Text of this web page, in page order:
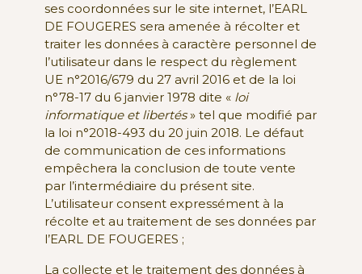
ses coordonnées sur le site internet, l’EARL
DE FOUGERES sera amenée à récolter et
traiter les données à caractère personnel de
l’utilisateur dans le respect du règlement
UE n°2016/679 du 27 avril 2016 et de la loi
n°78-17 du 6 janvier 1978 dite « loi
informatique et libertés» tel que modifié par
la loi n°2018-493 du 20 juin 2018. Le défaut
de communication de ces informations
empêchera la conclusion de toute vente
par l’intermédiaire du présent site.
L’utilisateur consent expressément à la
récolte et au traitement de ses données par
l’EARL DE FOUGERES ;
La collecte et le traitement des données à